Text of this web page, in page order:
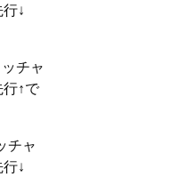
↓
チャ
行↑で
チャ
↓